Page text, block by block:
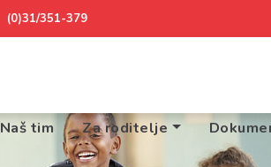
(0)31/351-379
Naš tim Za roditelje